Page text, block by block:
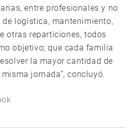
entre profesionales y no
logística, mantenimiento,
otras reparticiones, todos
objetivo; que cada familia
la mayor cantidad de
jornada”, concluyó.